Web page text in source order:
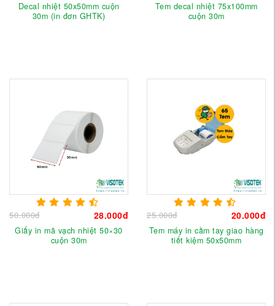
Decal nhiệt 50x50mm cuộn
30m (in đơn GHTK)
Tem decal nhiệt 75x100mm
cuộn 30m
50.000đ 28.000đ
Giấy in mã vạch nhiệt 50×30
cuộn 30m
25.000đ 20.000đ
Tem máy in cầm tay giao hàng
tiết kiệm 50x50mm